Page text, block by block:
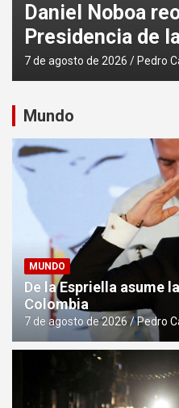
Banco Mundial
millones a
6 de agosto de 2026 Pedro
Mundo
MUNDO
De la Espriella asume
Colombia
7 de agosto de 2026 Pedro